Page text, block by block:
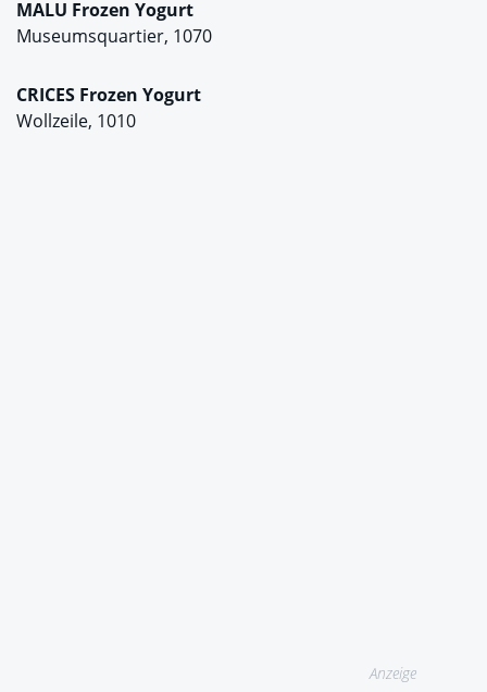
MALU Frozen Yogurt
Museumsquartier, 1070
CRICES Frozen Yogurt
Wollzeile, 1010
Anzeige